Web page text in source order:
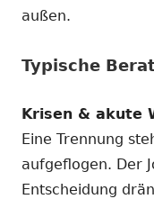
außen.
Typische
Krisen & akute
Eine Trennung
aufgeflogen. Der
Entscheidung